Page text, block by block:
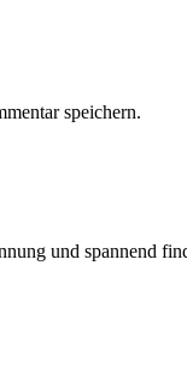
speichern.
und spannend